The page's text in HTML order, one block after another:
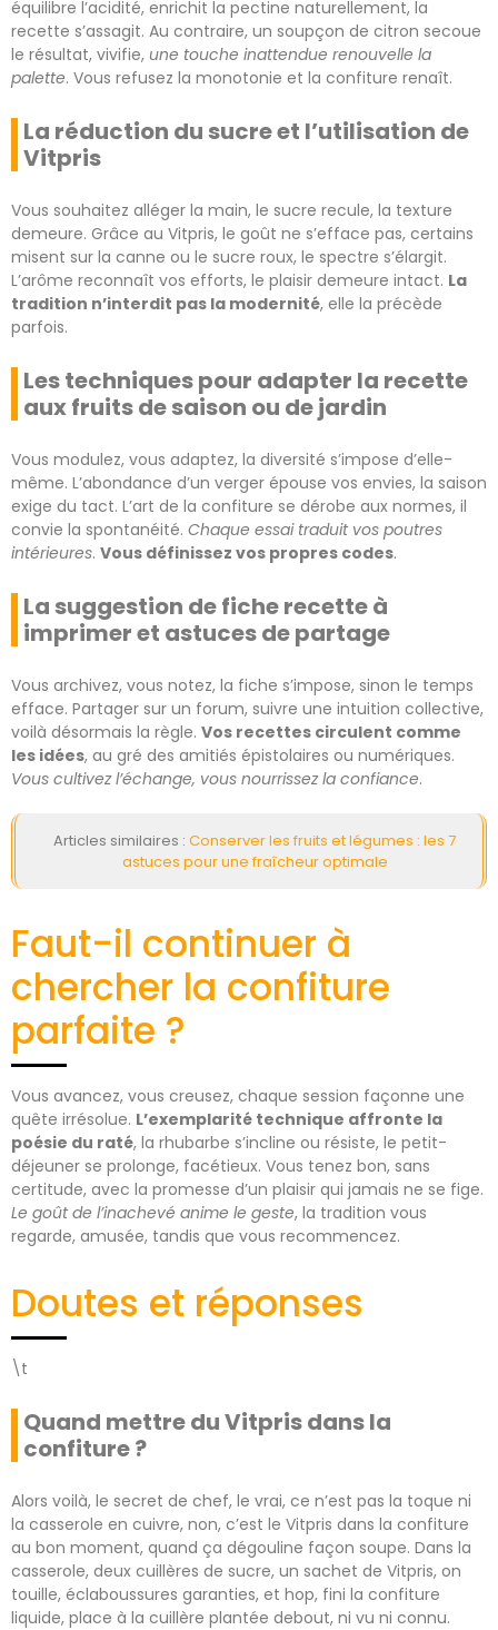
équilibre l’acidité, enrichit la pectine naturellement, la
recette s’assagit. Au contraire, un soupçon de citron secoue
le résultat, vivifie, une touche inattendue renouvelle la
palette. Vous refusez la monotonie et la confiture renaît.
La réduction du sucre et l’utilisation de
Vitpris
Vous souhaitez alléger la main, le sucre recule, la texture
demeure. Grâce au Vitpris, le goût ne s’efface pas, certains
misent sur la canne ou le sucre roux, le spectre s’élargit.
L’arôme reconnaît vos efforts, le plaisir demeure intact. La
tradition n’interdit pas la modernité, elle la précède
parfois.
Les techniques pour adapter la recette
aux fruits de saison ou de jardin
Vous modulez, vous adaptez, la diversité s’impose d’elle-
même. L’abondance d’un verger épouse vos envies, la saison
exige du tact. L’art de la confiture se dérobe aux normes, il
convie la spontanéité. Chaque essai traduit vos poutres
intérieures. Vous définissez vos propres codes.
La suggestion de fiche recette à
imprimer et astuces de partage
Vous archivez, vous notez, la fiche s’impose, sinon le temps
efface. Partager sur un forum, suivre une intuition collective,
voilà désormais la règle. Vos recettes circulent comme
les idées, au gré des amitiés épistolaires ou numériques.
Vous cultivez l’échange, vous nourrissez la confiance.
Articles similaires : Conserver les fruits et légumes : les 7
astuces pour une fraîcheur optimale
Faut-il continuer à
chercher la confiture
parfaite ?
Vous avancez, vous creusez, chaque session façonne une
quête irrésolue. L’exemplarité technique affronte la
poésie du raté, la rhubarbe s’incline ou résiste, le petit-
déjeuner se prolonge, facétieux. Vous tenez bon, sans
certitude, avec la promesse d’un plaisir qui jamais ne se fige.
Le goût de l’inachevé anime le geste, la tradition vous
regarde, amusée, tandis que vous recommencez.
Doutes et réponses
\t
Quand mettre du Vitpris dans la
confiture ?
Alors voilà, le secret de chef, le vrai, ce n’est pas la toque ni
la casserole en cuivre, non, c’est le Vitpris dans la confiture
au bon moment, quand ça dégouline façon soupe. Dans la
casserole, deux cuillères de sucre, un sachet de Vitpris, on
touille, éclaboussures garanties, et hop, fini la confiture
liquide, place à la cuillère plantée debout, ni vu ni connu.